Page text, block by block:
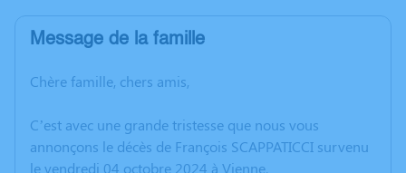
Message de la famille
Chère famille, chers amis,
C’est avec une grande tristesse que nous vous
annonçons le décès de François SCAPPATICCI survenu
le vendredi 04 octobre 2024 à Vienne.